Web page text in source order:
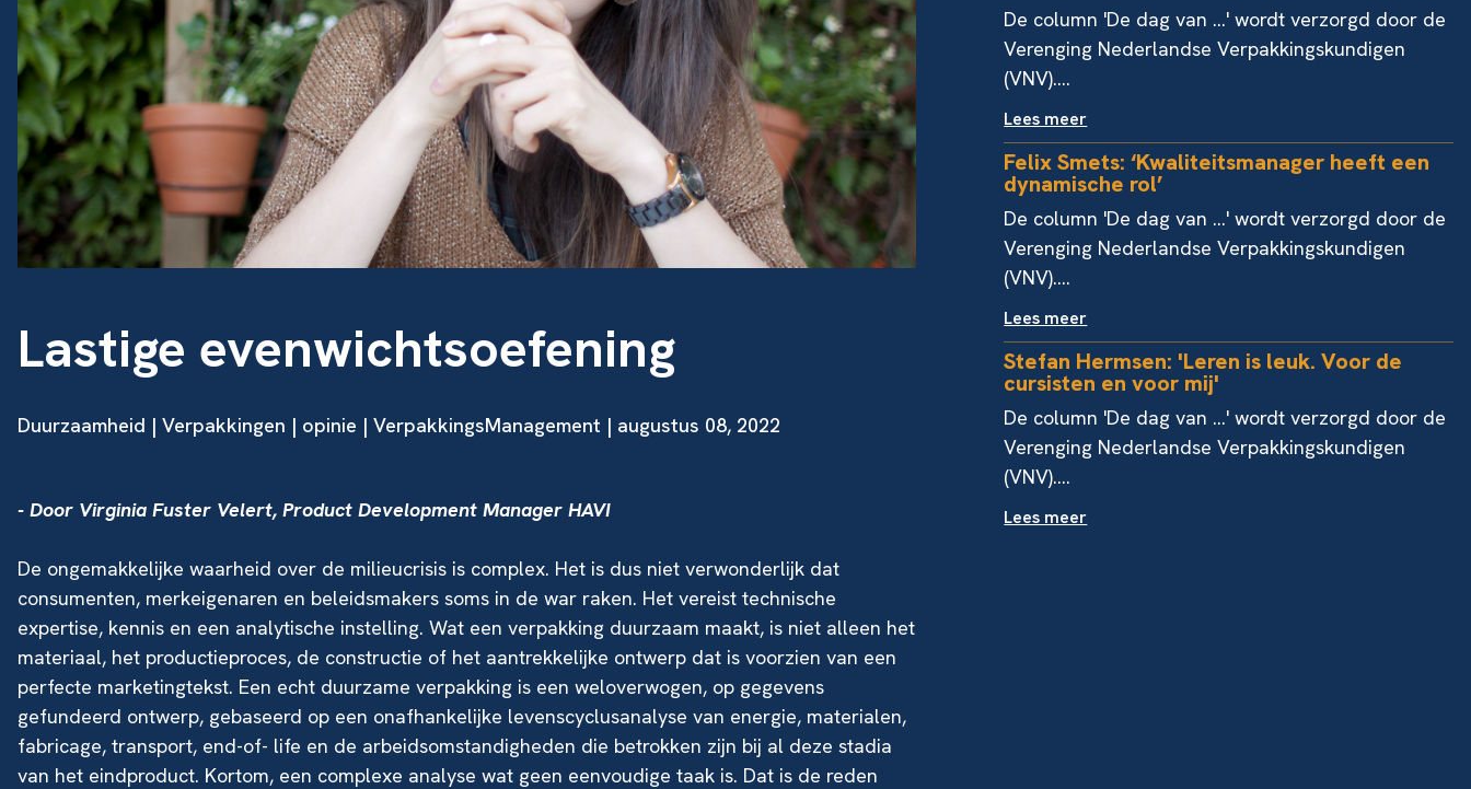
Lastige evenwichtsoefening
Duurzaamheid | Verpakkingen | opinie | VerpakkingsManagement | augustus 08, 2022
- Door Virginia Fuster Velert, Product Development Manager HAVI
De ongemakkelijke waarheid over de milieucrisis is complex. Het is dus niet verwonderlijk dat
consumenten, merkeigenaren en beleidsmakers soms in de war raken. Het vereist technische
expertise, kennis en een analytische instelling. Wat een verpakking duurzaam maakt, is niet alleen het
materiaal, het productieproces, de constructie of het aantrekkelijke ontwerp dat is voorzien van een
perfecte marketingtekst. Een echt duurzame verpakking is een weloverwogen, op gegevens
gefundeerd ontwerp, gebaseerd op een onafhankelijke levenscyclusanalyse van energie, materialen,
fabricage, transport, end-of- life en de arbeidsomstandigheden die betrokken zijn bij al deze stadia
van het eindproduct. Kortom, een complexe analyse wat geen eenvoudige taak is. Dat is de reden
De column 'De dag van ...' wordt verzorgd door de
Verenging Nederlandse Verpakkingskundigen
(VNV)....
Lees meer
Felix Smets: ‘Kwaliteitsmanager heeft een
dynamische rol’
De column 'De dag van ...' wordt verzorgd door de
Verenging Nederlandse Verpakkingskundigen
(VNV)....
Lees meer
Stefan Hermsen: 'Leren is leuk. Voor de
cursisten en voor mij'
De column 'De dag van ...' wordt verzorgd door de
Verenging Nederlandse Verpakkingskundigen
(VNV)....
Lees meer